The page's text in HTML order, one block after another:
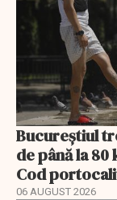
Bucureștiul
de până la
Cod
06 AUGUST 2026